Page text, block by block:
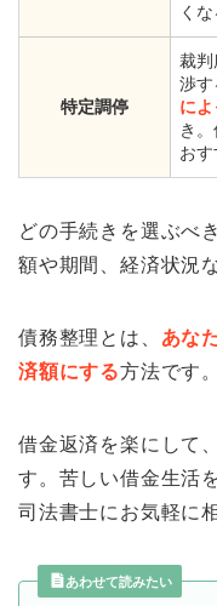
く
特定調停
裁判
渉す
に
き
おす
どの手続きを選ぶべ
額や期間、経済状況
債務整理とは、 あな
済額にする方法です。
借金返済を楽にして
す。苦しい借金生活
司法書士にお気軽に
あわせて読みたい